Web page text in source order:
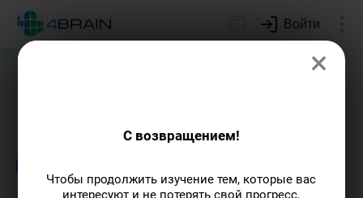
Войти
Подарим индивидуальный план
×
С возвращением!
Чтобы продолжить изучение тем, которые вас
интересуют и не потерять свой прогресс,